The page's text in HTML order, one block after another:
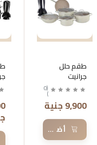
طقم حلل
جرانيت
15قطعه من
كركوماز
(
0
)
9,900 جنية
أضف إلى السلة